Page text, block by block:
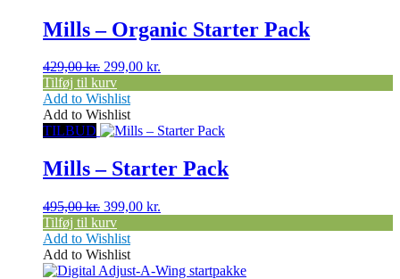
Mills – Organic Starter Pack
429,00kr. Den
oprindelige
pris
var:
429,00 kr..
299,00 kr.
299,00 kr..
Tilføj til kurv
Add to Wishlist
Add to Wishlist
TILBUD
Mills – Starter Pack
495,00kr. Den
oprindelige
pris
var:
495,00 kr..
399,00 kr.
399,00 kr..
Tilføj til kurv
Add to Wishlist
Add to Wishlist